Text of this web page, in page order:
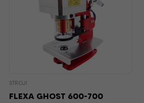
STROJI
FLEXA GHOST 600-700